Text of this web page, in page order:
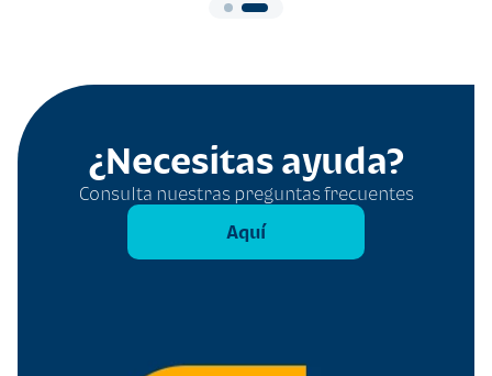
¿Necesitas ayuda?
Consulta nuestras preguntas frecuentes
Aquí